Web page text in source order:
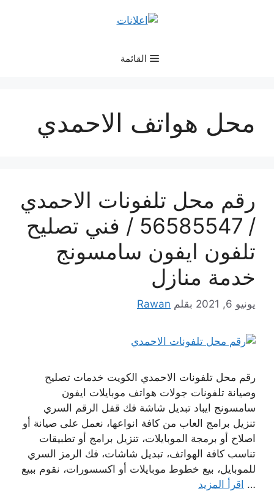
القائمة
محل هواتف الاحمدي
رقم محل تلفونات الاحمدي
/ 56585547 / فني تصليح
تلفون ايفون سامسونج
خدمة منازل
يونيو 6, 2021 بقلم Rawan
رقم محل تلفونات الاحمدي الكويت خدمات تصليح
وصيانة تلفونات جولات هواتف موبايلات ايفون
سامسونج ايباد تبديل شاشة فك قفل الرقم السري
تنزيل برامج العاب من كافة انواعها، نعمل على صيانة أو
اصلاح أو برمجة الموبايلات، تنزيل برامج أو تطبيقات
تناسب كافة الهواتف، تبديل شاشات، فك الرمز السري
للموبايل، بيع خطوط موبايلات أو اكسسورات، نقوم ببيع
… اقرأ المزيد